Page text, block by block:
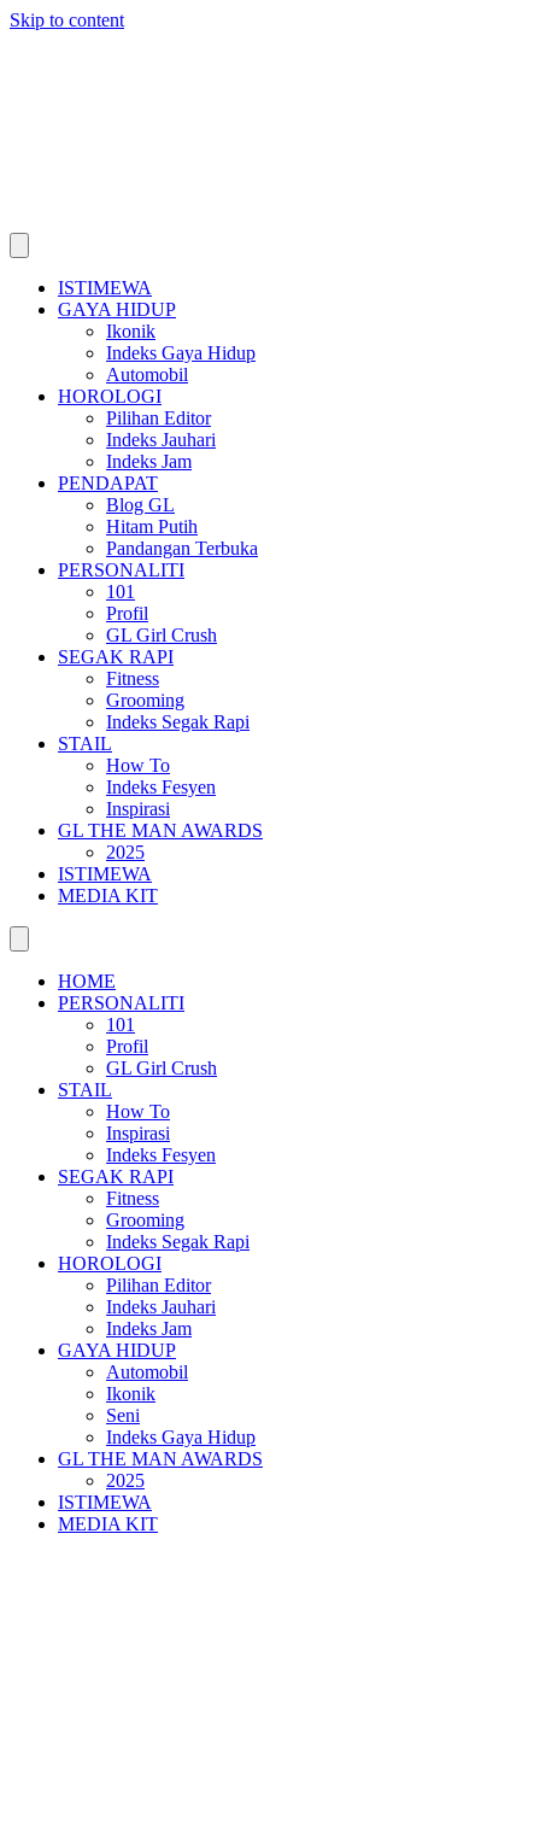
Skip to content
ISTIMEWA
GAYA HIDUP
Ikonik
Indeks Gaya Hidup
Automobil
HOROLOGI
Pilihan Editor
Indeks Jauhari
Indeks Jam
PENDAPAT
Blog GL
Hitam Putih
Pandangan Terbuka
PERSONALITI
101
Profil
GL Girl Crush
SEGAK RAPI
Fitness
Grooming
Indeks Segak Rapi
STAIL
How To
Indeks Fesyen
Inspirasi
GL THE MAN AWARDS
2025
ISTIMEWA
MEDIA KIT
HOME
PERSONALITI
101
Profil
GL Girl Crush
STAIL
How To
Inspirasi
Indeks Fesyen
SEGAK RAPI
Fitness
Grooming
Indeks Segak Rapi
HOROLOGI
Pilihan Editor
Indeks Jauhari
Indeks Jam
GAYA HIDUP
Automobil
Ikonik
Seni
Indeks Gaya Hidup
GL THE MAN AWARDS
2025
ISTIMEWA
MEDIA KIT